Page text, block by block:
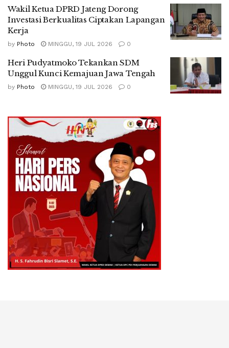
Wakil Ketua DPRD Jateng Dorong
Investasi Berkualitas Ciptakan Lapangan
Kerja
by Photo MINGGU, 19 JUL 2026 0
Heri Pudyatmoko Tekankan SDM
Unggul Kunci Kemajuan Jawa Tengah
by Photo MINGGU, 19 JUL 2026 0